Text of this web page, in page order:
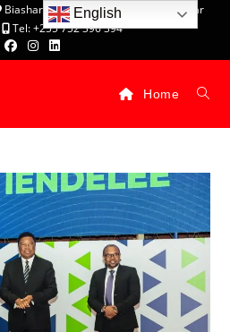
Biashara Complex - P.O. Box 25074, Dar
Tel: +255 752 396 394
Home
English